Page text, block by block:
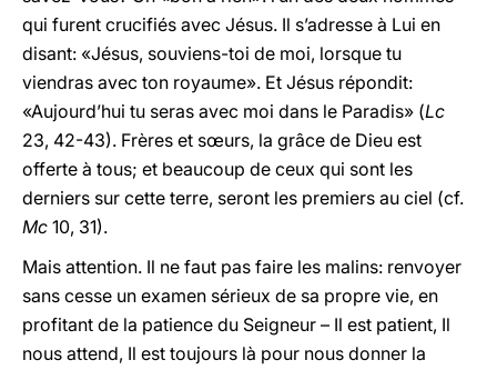
qui furent crucifiés avec Jésus. Il s’adresse à Lui en
disant: «Jésus, souviens-toi de moi, lorsque tu
viendras avec ton royaume». Et Jésus répondit:
«Aujourd’hui tu seras avec moi dans le Paradis» (Lc
23, 42-43). Frères et sœurs, la grâce de Dieu est
offerte à tous; et beaucoup de ceux qui sont les
derniers sur cette terre, seront les premiers au ciel (cf.
Mc 10, 31).
Mais attention. Il ne faut pas faire les malins: renvoyer
sans cesse un examen sérieux de sa propre vie, en
profitant de la patience du Seigneur – Il est patient, Il
nous attend, Il est toujours là pour nous donner la